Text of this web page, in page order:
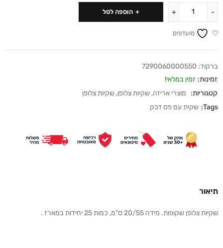
הוספה לסל
מועדפים
ברקוד: 7290060000550
זמינות: זמין במלאי!
קטגוריות:
מוצרי אריזה, שקיות צלופן, שקיות צלופן
Tags: שקית עם פס דבק
תיאור
שקיות צלופן שקופות. מידה 20/55 ס”מ, כמות 25 יחידות במארז .